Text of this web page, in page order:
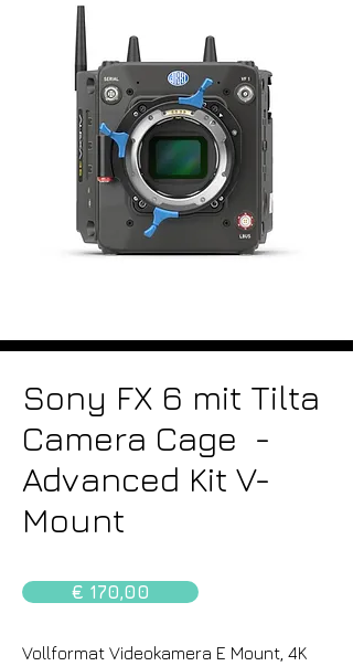
Sony FX 6 mit Tilta
Camera Cage -
Advanced Kit V-
Mount
€ 170,00
Vollformat Videokamera E Mount, 4K